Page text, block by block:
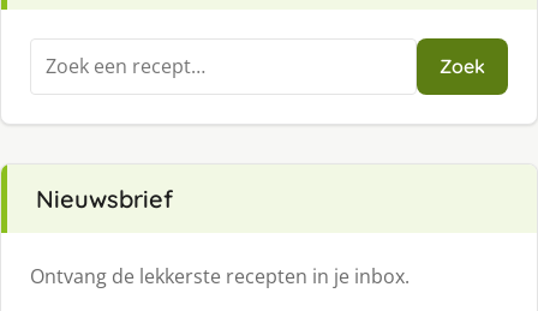
Zoeken
naar:
Zoek
Nieuwsbrief
Ontvang de lekkerste recepten in je inbox.